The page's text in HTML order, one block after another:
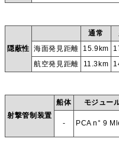
隠蔽性
通常
海面発見距離
15.9km
航空発見距離
11.3km
射撃管制装置
船体 モジュー
- PCA n° 9